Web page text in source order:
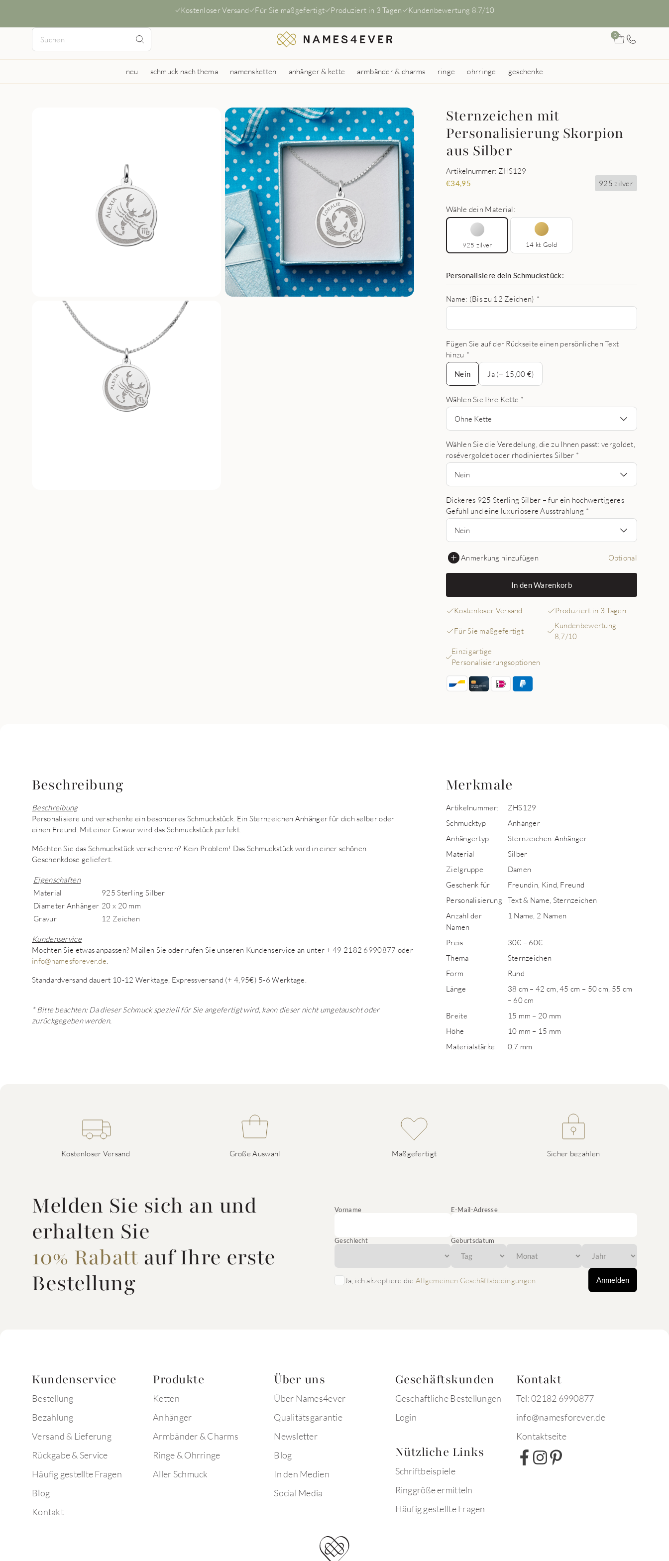
Kostenloser Versand Für Sie maßgefertigt Produziert in 3 Tagen Kundenbewertung 8.7/10
0
neu schmuck nach thema namensketten anhänger & kette armbänder & charms ringe ohrringe geschenke
Sternzeichen mit
Personalisierung Skorpion
aus Silber
Artikelnummer: ZHS129
€34,95 925 zilver
Wähle dein Material:
925 zilver 14 kt Gold
Personalisiere dein Schmuckstück:
Name: (Bis zu 12 Zeichen) *
Fügen Sie auf der Rückseite einen persönlichen Text
hinzu *
Nein
Nein
Ja (+ 15,00 €)
Wählen Sie Ihre Kette *
Ohne Kette
Wählen Sie die Veredelung, die zu Ihnen passt: vergoldet,
rosévergoldet oder rhodiniertes Silber *
Nein
Dickeres 925 Sterling Silber – für ein hochwertigeres
Gefühl und eine luxuriösere Ausstrahlung *
Nein
Anmerkung hinzufügen Optional
In den Warenkorb
Kostenloser Versand Produziert in 3 Tagen
Für Sie maßgefertigt
Kundenbewertung
8,7/10
Einzigartige
Personalisierungsoptionen
Beschreibung
Beschreibung
Personalisiere und verschenke ein besonderes Schmuckstück. Ein Sternzeichen Anhänger für dich selber oder
einen Freund. Mit einer Gravur wird das Schmuckstück perfekt.
Möchten Sie das Schmuckstück verschenken? Kein Problem! Das Schmuckstück wird in einer schönen
Geschenkdose geliefert.
Eigenschaften
Material
925 Sterling Silber
Diameter Anhänger 20 x 20 mm
Gravur
12 Zeichen
Kundenservice
Möchten Sie etwas anpassen? Mailen Sie oder rufen Sie unseren Kundenservice an unter + 49 2182 6990877 oder
info@namesforever.de
Standardversand dauert 10-12 Werktage, Expressversand (+ 4,95€) 5-6 Werktage.
* Bitte beachten: Da dieser Schmuck speziell für Sie angefertigt wird, kann dieser nicht umgetauscht oder
zurückgegeben werden.
Merkmale
Artikelnummer:
ZHS129
Schmucktyp
Anhänger
Anhängertyp
Sternzeichen-Anhänger
Material
Silber
Zielgruppe
Damen
Geschenk für
Freundin, Kind, Freund
Personalisierung
Text & Name, Sternzeichen
Anzahl der
Namen
1 Name, 2 Namen
Preis
30€ – 60€
Thema
Sternzeichen
Form
Rund
Länge
38 cm – 42 cm, 45 cm – 50 cm, 55 cm
– 60 cm
Breite
15 mm – 20 mm
Höhe
10 mm – 15 mm
Materialstärke
0,7 mm
Kostenloser Versand Große Auswahl Maßgefertigt Sicher bezahlen
Melden Sie sich an und
erhalten Sie
10% Rabattauf Ihre erste
Bestellung
Vorname E-Mail-Adresse
Geschlecht Geburtsdatum
Ja, ich akzeptiere die Allgemeinen Geschäftsbedingungen Anmelden
Kundenservice
Bestellung
Bezahlung
Versand & Lieferung
Rückgabe & Service
Häufig gestellte Fragen
Blog
Kontakt
Produkte
Ketten
Anhänger
Armbänder & Charms
Ringe & Ohrringe
Aller Schmuck
Über uns
Über Names4ever
Qualitätsgarantie
Newsletter
Blog
In den Medien
Social Media
Geschäftskunden
Geschäftliche Bestellungen
Login
Nützliche Links
Schriftbeispiele
Ringgröße ermitteln
Häufig gestellte Fragen
Kontakt
Tel: 02182 6990877
info@namesforever.de
Kontaktseite